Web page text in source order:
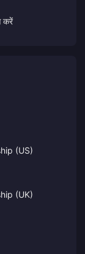
करें
(US)
(UK)